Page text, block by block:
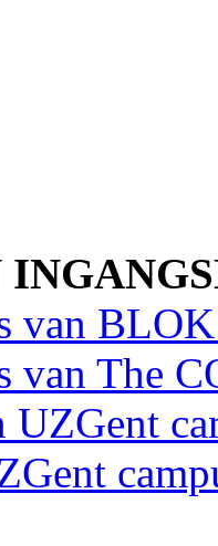
van
van The
UZGent